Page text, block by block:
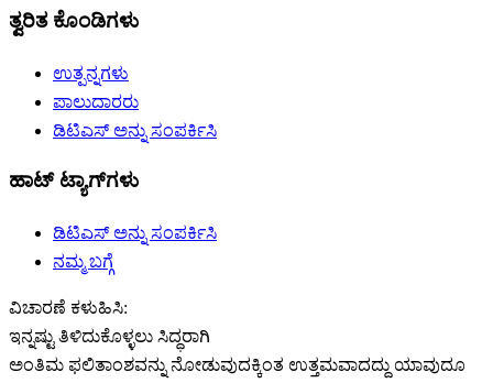
ತ್ವರಿತ ಕೊಂಡಿಗಳು
ಉತ್ಪನ್ನಗಳು
ಪಾಲುದಾರರು
ಡಿಟಿಎಸ್ ಅನ್ನು ಸಂಪರ್ಕಿಸಿ
ಹಾಟ್ ಟ್ಯಾಗ್‌ಗಳು
ಡಿಟಿಎಸ್ ಅನ್ನು ಸಂಪರ್ಕಿಸಿ
ನಮ್ಮ ಬಗ್ಗೆ
ವಿಚಾರಣೆ ಕಳುಹಿಸಿ:
ಇನ್ನಷ್ಟು ತಿಳಿದುಕೊಳ್ಳಲು ಸಿದ್ಧರಾಗಿ
ಅಂತಿಮ ಫಲಿತಾಂಶವನ್ನು ನೋಡುವುದಕ್ಕಿಂತ ಉತ್ತಮವಾದದ್ದು ಯಾವುದೂ